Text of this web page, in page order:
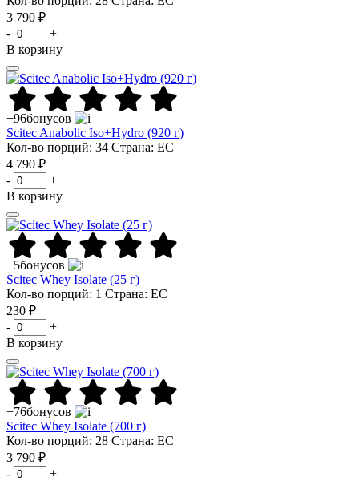
3 790 ₽
-
+
В корзину
+96бонусов
Scitec Anabolic Iso+Hydro (920 г)
Кол-во порций: 34 Страна: ЕС
4 790 ₽
-
+
В корзину
+5бонусов
Scitec Whey Isolate (25 г)
Кол-во порций: 1 Страна: ЕС
230 ₽
-
+
В корзину
+76бонусов
Scitec Whey Isolate (700 г)
Кол-во порций: 28 Страна: ЕС
3 790 ₽
-
+